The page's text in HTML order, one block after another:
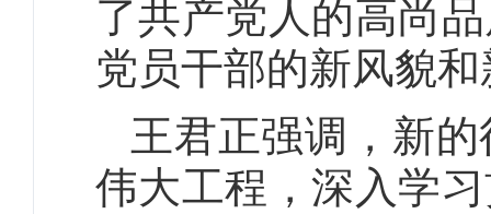
了共产党人的高尚
党员干部的新风貌
王君正强调，新
伟大工程，深入学